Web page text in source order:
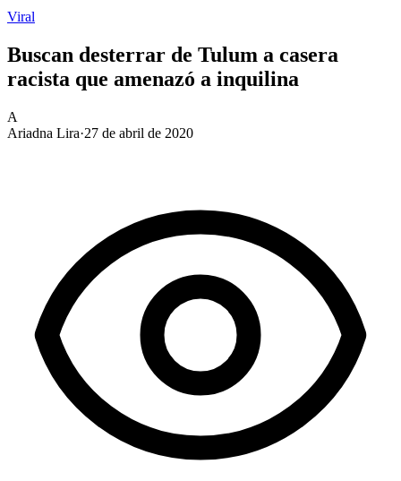
Viral
Buscan desterrar de Tulum a casera
racista que amenazó a inquilina
A
Ariadna Lira·27 de abril de 2020